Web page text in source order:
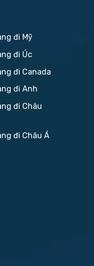
đi Mỹ
đi Úc
đi Canada
đi Anh
đi Châu
đi Châu Á